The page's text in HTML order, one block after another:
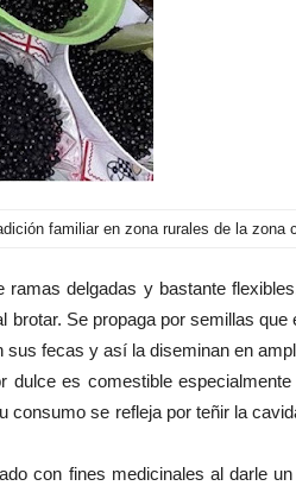
familiar en zona rurales de la zona
ramas delgadas y bastante
Se propaga por semillas que
fecas y así la diseminan en
dulce es comestible
consumo se refleja por teñir la
con fines medicinales al darle